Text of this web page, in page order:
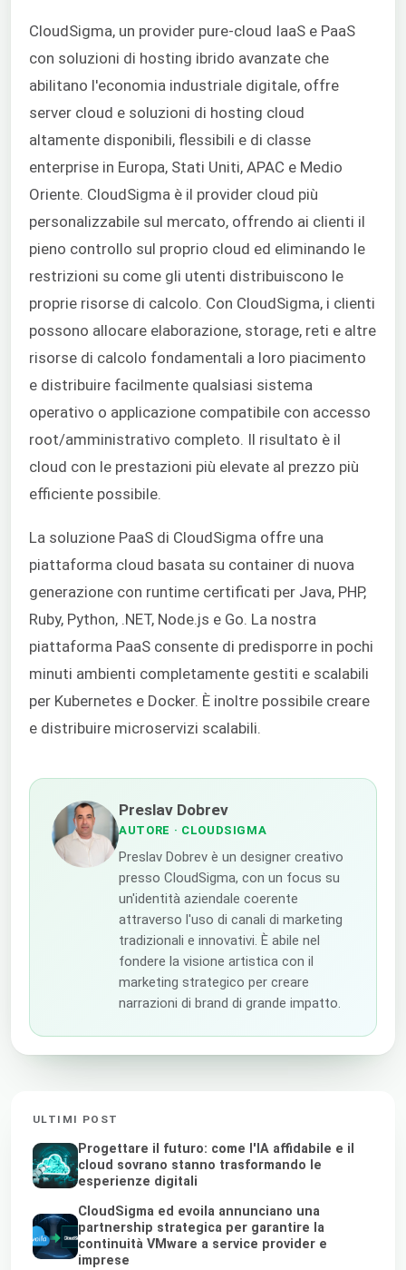
CloudSigma, un provider pure-cloud IaaS e PaaS
con soluzioni di hosting ibrido avanzate che
abilitano l'economia industriale digitale, offre
server cloud e soluzioni di hosting cloud
altamente disponibili, flessibili e di classe
enterprise in Europa, Stati Uniti, APAC e Medio
Oriente. CloudSigma è il provider cloud più
personalizzabile sul mercato, offrendo ai clienti il
pieno controllo sul proprio cloud ed eliminando le
restrizioni su come gli utenti distribuiscono le
proprie risorse di calcolo. Con CloudSigma, i clienti
possono allocare elaborazione, storage, reti e altre
risorse di calcolo fondamentali a loro piacimento
e distribuire facilmente qualsiasi sistema
operativo o applicazione compatibile con accesso
root/amministrativo completo. Il risultato è il
cloud con le prestazioni più elevate al prezzo più
efficiente possibile.
La soluzione PaaS di CloudSigma offre una
piattaforma cloud basata su container di nuova
generazione con runtime certificati per Java, PHP,
Ruby, Python, .NET, Node.js e Go. La nostra
piattaforma PaaS consente di predisporre in pochi
minuti ambienti completamente gestiti e scalabili
per Kubernetes e Docker. È inoltre possibile creare
e distribuire microservizi scalabili.
Preslav Dobrev
AUTORE · CLOUDSIGMA
Preslav Dobrev è un designer creativo
presso CloudSigma, con un focus su
un'identità aziendale coerente
attraverso l'uso di canali di marketing
tradizionali e innovativi. È abile nel
fondere la visione artistica con il
marketing strategico per creare
narrazioni di brand di grande impatto.
ULTIMI POST
Progettare il futuro: come l'IA affidabile e il
cloud sovrano stanno trasformando le
esperienze digitali
CloudSigma ed evoila annunciano una
partnership strategica per garantire la
continuità VMware a service provider e
imprese